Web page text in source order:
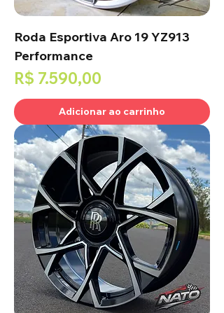
Roda Esportiva Aro 19 YZ913
Performance
Preço
R$ 7.590,00
Adicionar ao carrinho